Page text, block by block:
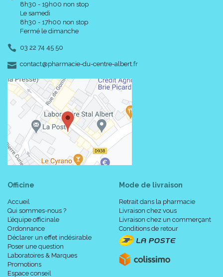
1
32 - 34
2
35 - 37
4
5
44 - 46
Si vous commandez, n' oubliez pas de préciser (dans la
rubrique "message à votre pharmacien") :
Votre TAILLE ou votre POINTURE.
OU
le codeACL/ EAN correspondant.
8h30 - 19h00 non stop
Le samedi
8h30 - 17h00 non stop
Fermé le dimanche
03 22 74 45 50
contact-
@-
pharmacie-du-centre-albert.fr
Officine
Accueil
Qui sommes-nous ?
L’équipe officinale
Ordonnance
Déclarer un effet indésirable
Poser une question
Laboratoires & Marques
Promotions
Espace conseil
Mode de livraison
Retrait dans la pharmacie
Livraison chez vous
Livraison chez un commerçant
Conditions de retour